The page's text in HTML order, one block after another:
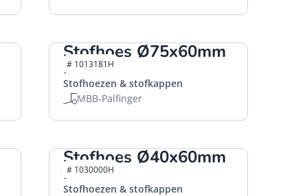
Stofhoes Ø75x60mm
HACO
Stofhoezen & stofkappen
MBB-Palfinger
# 1013181H
Stofhoes Ø40x60mm
HACO
Stofhoezen & stofkappen
# 1030000H